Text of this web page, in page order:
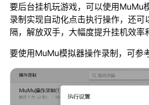
要后台挂机玩游戏，可以使用MuMu
录制实现自动化点击执行操作，还可
隔，解放双手，大幅度提升挂机效率
要使用MuMu模拟器操作录制，可参